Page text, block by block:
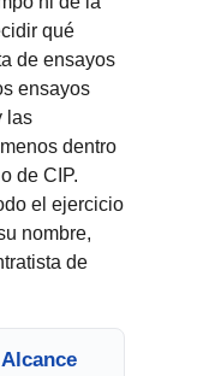
qué
de ensayos
ensayos
las
dentro
de CIP.
el ejercicio
nombre,
de